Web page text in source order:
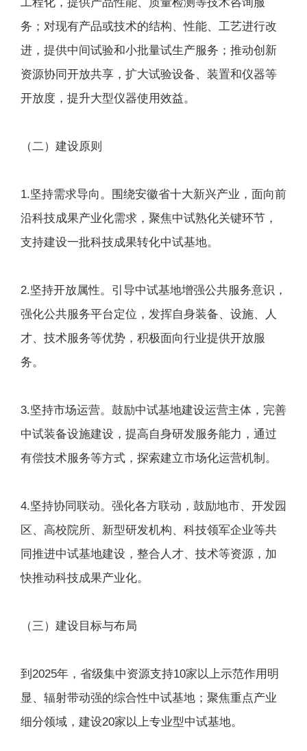
务；对现有产品或技术的结构、性能、工艺进行改
进，提供中间试验和小批量试生产服务；推动创新
资源协同开放共享，扩大试验设备、装置和仪器等
开放度，提升大型仪器使用效益。
（二）建设原则
1.坚持需求导向。围绕安徽省十大新兴产业，面向前
沿科技成果产业化需求，聚焦中试熟化关键环节，
支持建设一批科技成果转化中试基地。
2.坚持开放属性。引导中试基地增强公共服务意识，
强化公共服务平台定位，发挥自身装备、设施、人
才、技术服务等优势，积极面向行业提供开放服
务。
3.坚持市场运营。鼓励中试基地建设运营主体，完善
中试装备设施建设，提高自身研发服务能力，通过
有偿技术服务等方式，探索建立市场化运营机制。
4.坚持协同联动。强化各方联动，鼓励地市、开发园
区、高校院所、新型研发机构、科技领军企业等共
同推进中试基地建设，整合人才、技术等资源，加
快推动科技成果产业化。
（三）建设目标与布局
到2025年，省级集中资源支持10家以上示范作用明
显、辐射带动强的综合性中试基地；聚焦重点产业
细分领域，建设20家以上专业型中试基地。